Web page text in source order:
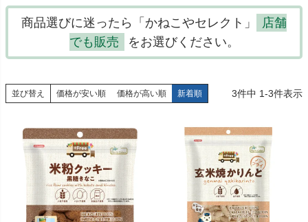
商品選びに迷ったら「かねこやセレクト」
店舗
でも販売
をお選びください。
並び替え 価格が安い順 価格が高い順 新着順 3件中 1-3件表示